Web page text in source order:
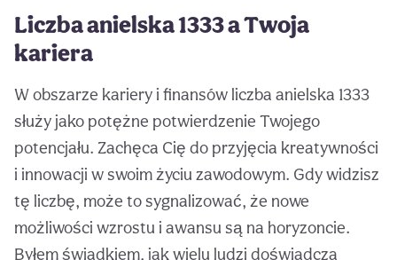
Liczba anielska 1333 a Twoja
kariera
W obszarze kariery i finansów liczba anielska 1333
służy jako potężne potwierdzenie Twojego
potencjału. Zachęca Cię do przyjęcia kreatywności
i innowacji w swoim życiu zawodowym. Gdy widzisz
tę liczbę, może to sygnalizować, że nowe
możliwości wzrostu i awansu są na horyzoncie.
Byłem świadkiem, jak wielu ludzi doświadcza